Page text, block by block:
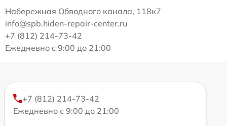
Набережная Обводного канала, 118к7
info@spb.hiden-repair-center.ru
+7 (812) 214-73-42
Ежедневно с 9:00 до 21:00
+7 (812) 214-73-42
Ежедневно с 9:00 до 21:00